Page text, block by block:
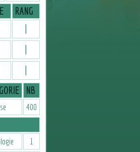
RANG
I
I
I
NB
400
1